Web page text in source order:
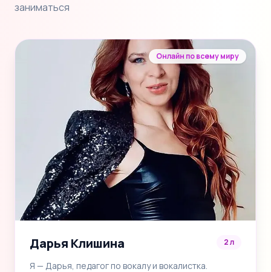
заниматься
Онлайн по всему миру
Дарья Клишина 2 л
Я — Дарья, педагог по вокалу и вокалистка.